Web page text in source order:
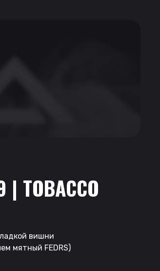
| TOBACCO
вишни
мятный FEDRS)